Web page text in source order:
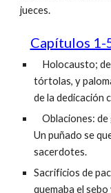
jueces.
Capítulos 1-
Holocausto; de
tórtolas, y
de la dedicación
Oblaciones: de
Un puñado se
sacerdotes.
Sacrificios de
quemaba el